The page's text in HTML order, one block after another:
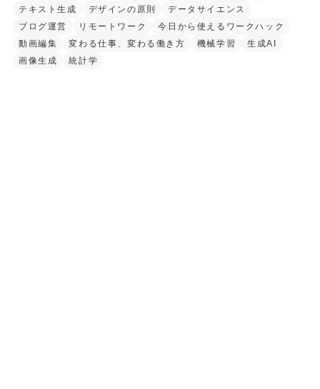
テキスト生成
デザインの原則
データサイエンス
ブログ運営
リモートワーク
今日から使えるワークハック
動画編集
変わる仕事、変わる働き方 機械学習
生成AI
画像生成
統計学